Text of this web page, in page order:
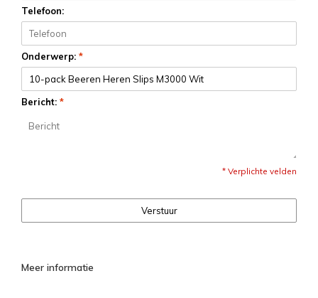
Telefoon:
Onderwerp: *
Bericht: *
* Verplichte velden
Verstuur
Meer informatie